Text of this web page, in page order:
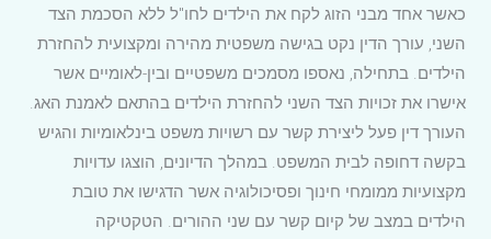
כאשר אחד מבני הזוג לקח את הילדים לחו"ל ללא הסכמת הצד
השני, עורך הדין נקט בגישה משפטית מהירה ומקצועית להחזרת
הילדים. בתחילה, נאספו מסמכים משפטיים ובין-לאומיים אשר
אישרו את זכויות הצד השני להחזרת הילדים בהתאם לאמנת האג.
העורך דין פעל ליצירת קשר עם רשויות משפט בינלאומיות והגיש
בקשה דחופה לבית המשפט. במהלך הדיונים, הוצגו עדויות
מקצועיות ממומחי חינוך ופסיכולוגיה אשר הדגישו את טובת
הילדים במצב של קיום קשר עם שני ההורים. הטקטיקה